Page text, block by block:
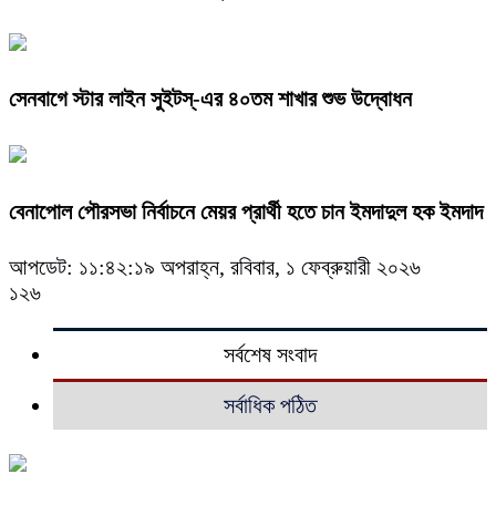
সেনবাগে স্টার লাইন সুইটস্-এর ৪০তম শাখার শুভ উদ্বোধন
বেনাপোল পৌরসভা নির্বাচনে মেয়র প্রার্থী হতে চান ইমদাদুল হক ইমদাদ
আপডেট: ১১:৪২:১৯ অপরাহ্ন, রবিবার, ১ ফেব্রুয়ারী ২০২৬
১২৬
সর্বশেষ সংবাদ
সর্বাধিক পঠিত